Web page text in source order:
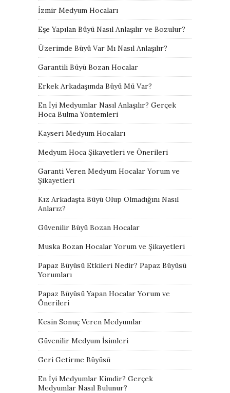
İzmir Medyum Hocaları
Eşe Yapılan Büyü Nasıl Anlaşılır ve Bozulur?
Üzerimde Büyü Var Mı Nasıl Anlaşılır?
Garantili Büyü Bozan Hocalar
Erkek Arkadaşımda Büyü Mü Var?
En İyi Medyumlar Nasıl Anlaşılır? Gerçek
Hoca Bulma Yöntemleri
Kayseri Medyum Hocaları
Medyum Hoca Şikayetleri ve Önerileri
Garanti Veren Medyum Hocalar Yorum ve
Şikayetleri
Kız Arkadaşta Büyü Olup Olmadığını Nasıl
Anlarız?
Güvenilir Büyü Bozan Hocalar
Muska Bozan Hocalar Yorum ve Şikayetleri
Papaz Büyüsü Etkileri Nedir? Papaz Büyüsü
Yorumları
Papaz Büyüsü Yapan Hocalar Yorum ve
Önerileri
Kesin Sonuç Veren Medyumlar
Güvenilir Medyum İsimleri
Geri Getirme Büyüsü
En İyi Medyumlar Kimdir? Gerçek
Medyumlar Nasıl Bulunur?